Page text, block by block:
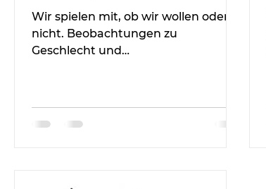
Wir spielen mit, ob wir wollen oder
nicht. Beobachtungen zu
Geschlecht und